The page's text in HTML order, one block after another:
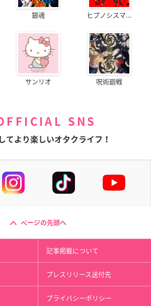
銀魂 ヒプノシスマ...
サンリオ 呪術廻戦
SNS
てより楽しいオタクライフ！
ページの先頭へ
記事掲載について
プレスリリース送付先
プライバシーポリシー